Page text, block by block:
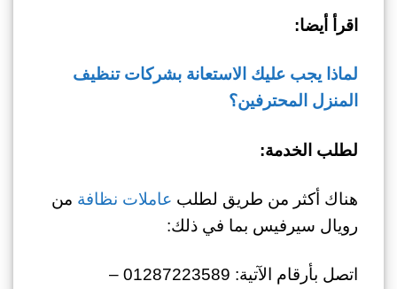
اقرأ أيضا:
لماذا يجب عليك الاستعانة بشركات تنظيف
المنزل المحترفين؟
لطلب الخدمة:
هناك أكثر من طريق لطلب عاملات نظافة من
رويال سيرفيس بما في ذلك:
اتصل بأرقام الآتية: 01287223589 –